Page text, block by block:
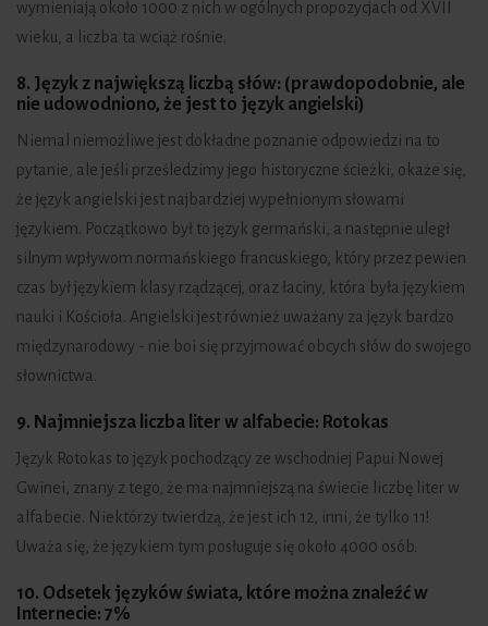
wymieniają około 1000 z nich w ogólnych propozycjach od XVII
wieku, a liczba ta wciąż rośnie.
8. Język z największą liczbą słów: (prawdopodobnie, ale
nie udowodniono, że jest to język angielski)
Niemal niemożliwe jest dokładne poznanie odpowiedzi na to
pytanie, ale jeśli prześledzimy jego historyczne ścieżki, okaże się,
że język angielski jest najbardziej wypełnionym słowami
językiem. Początkowo był to język germański, a następnie uległ
silnym wpływom normańskiego francuskiego, który przez pewien
czas był językiem klasy rządzącej, oraz łaciny, która była językiem
nauki i Kościoła. Angielski jest również uważany za język bardzo
międzynarodowy - nie boi się przyjmować obcych słów do swojego
słownictwa.
9. Najmniejsza liczba liter w alfabecie: Rotokas
Język Rotokas to język pochodzący ze wschodniej Papui Nowej
Gwinei, znany z tego, że ma najmniejszą na świecie liczbę liter w
alfabecie. Niektórzy twierdzą, że jest ich 12, inni, że tylko 11!
Uważa się, że językiem tym posługuje się około 4000 osób.
10. Odsetek języków świata, które można znaleźć w
Internecie: 7%